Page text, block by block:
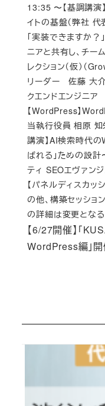
【6/27開催】「
WordPress編」
13:35 〜【基調講演
イトの基盤（弊社
「実装できますか？
ニアと共有し、チ
レクション（仮）（
リーダー 佐藤 大
クエンドエンジニ
【WordPress】
当執行役員 相原 知
講演】AI検索時代
ばれる」ための設計
ティ SEOエヴァン
【パネルディスカッ
の他、構築セッショ
の詳細は変更とな